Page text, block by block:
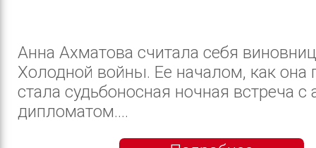
Анна Ахматова считала себя
Холодной войны. Ее началом, как она
стала судьбоносная ночная встреча с
дипломатом....